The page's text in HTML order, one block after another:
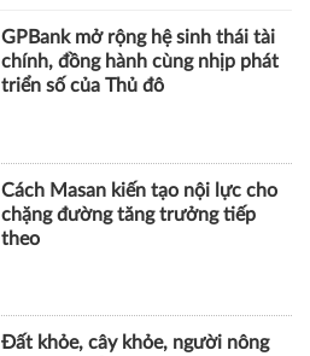
GPBank mở rộng hệ sinh thái tài
chính, đồng hành cùng nhịp phát
triển số của Thủ đô
Cách Masan kiến tạo nội lực cho
chặng đường tăng trưởng tiếp
theo
Đất khỏe, cây khỏe, người nông